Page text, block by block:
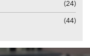
(24)
(44)